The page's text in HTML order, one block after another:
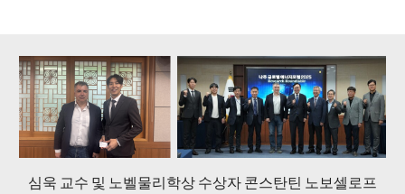
심욱 교수 및 노벨물리학상 수상자 콘스탄틴 노보셀로프